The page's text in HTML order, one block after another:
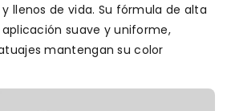
llenos de vida. Su fórmula de alta
suave y uniforme,
mantengan su color